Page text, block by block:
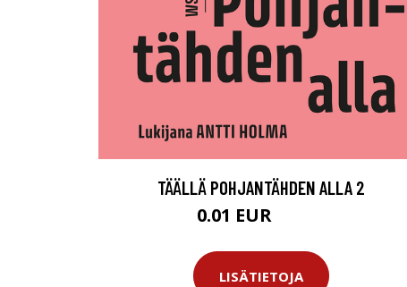
TÄÄLLÄ POHJANTÄHDEN ALLA 2
0.01 EUR
LISÄTIETOJA